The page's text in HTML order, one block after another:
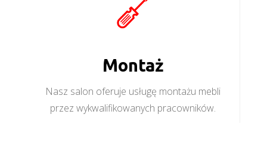
Montaż
Nasz salon oferuje usługę montażu mebli
przez wykwalifikowanych pracowników.